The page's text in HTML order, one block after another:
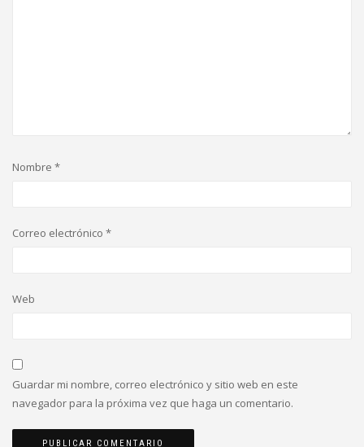
Nombre *
Correo electrónico *
Web
Guardar mi nombre, correo electrónico y sitio web en este
navegador para la próxima vez que haga un comentario.